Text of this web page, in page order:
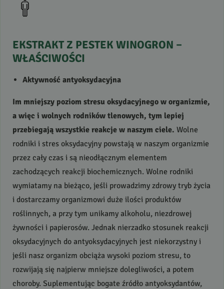
EKSTRAKTZ PESTEK WINOGRON –
WŁAŚCIWOŚCI
Aktywność antyoksydacyjna
Im mniejszy poziom stresu oksydacyjnego w organizmie,
a więc i wolnych rodników tlenowych, tym lepiej
przebiegają wszystkie reakcje w naszym ciele. Wolne
rodniki i stres oksydacyjny powstają w naszym organizmie
przez cały czas i są nieodłącznym elementem
zachodzących reakcji biochemicznych. Wolne rodniki
wymiatamy na bieżąco, jeśli prowadzimy zdrowy tryb życia
i dostarczamy organizmowi duże ilości produktów
roślinnych, a przy tym unikamy alkoholu, niezdrowej
żywności i papierosów. Jednak nierzadko stosunek reakcji
oksydacyjnych do antyoksydacyjnych jest niekorzystny i
jeśli nasz organizm obciąża wysoki poziom stresu, to
rozwijają się najpierw mniejsze dolegliwości, a potem
choroby. Suplementując bogate źródło antyoksydantów,